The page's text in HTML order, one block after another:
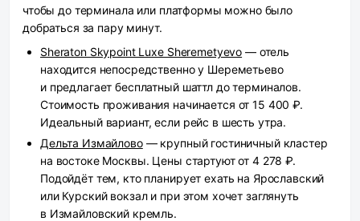
чтобы до терминала или платформы можно было
добраться за пару минут.
Sheraton Skypoint Luxe Sheremetyevo — отель
находится непосредственно у Шереметьево
и предлагает бесплатный шаттл до терминалов.
Стоимость проживания начинается от 15 400 ₽.
Идеальный вариант, если рейс в шесть утра.
Дельта Измайлово— крупный гостиничный кластер
на востоке Москвы. Цены стартуют от 4 278 ₽.
Подойдёт тем, кто планирует ехать на Ярославский
или Курский вокзал и при этом хочет заглянуть
в Измайловский кремль.